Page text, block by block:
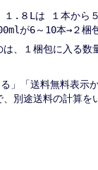
.８Lは １本から
が6～10本→２梱包
、１梱包に入る数
」「送料無料表示
別途送料の計算を